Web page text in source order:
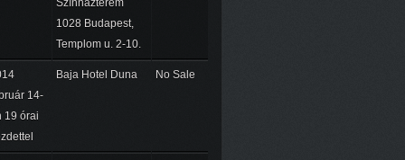
Színházterem
1028 Budapest,
Templom u. 2-10.
14-
19 órai
Baja Hotel Duna No Sale